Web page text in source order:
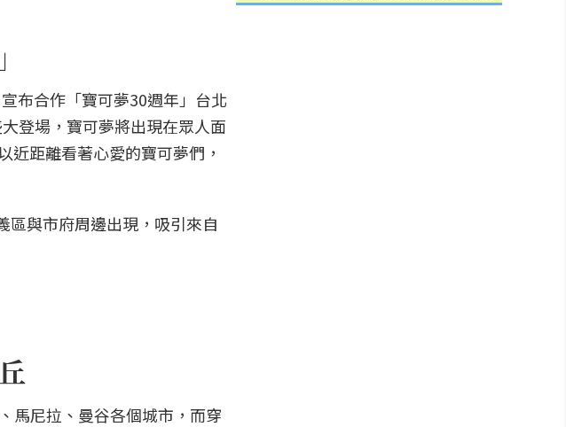
布合作「寶可夢30週年」台北
登場，寶可夢將出現在眾人面
近距離看著心愛的寶可夢們，
與市府周邊出現，吸引來自
馬尼拉、曼谷各個城市，而穿